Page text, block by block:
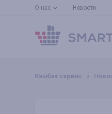
О нас Новости
Кэшбэк сервис